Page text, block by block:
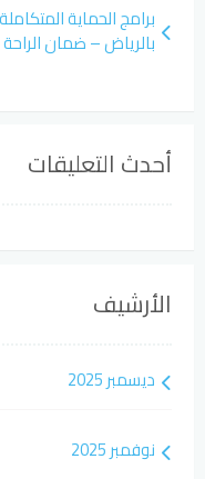
برامج الحماية
بالرياض – ضمان
أحدث التعليقات
الأرشيف
ديسمبر 2025
نوفمبر 2025